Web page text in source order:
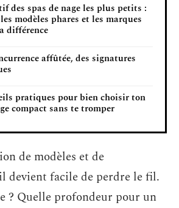
des spas de nage les plus petits :
modèles phares et les marques
différence
affûtée, des signatures
pratiques pour bien choisir ton
compact sans te tromper
de modèles et de
devient facile de perdre le fil.
? Quelle profondeur pour un